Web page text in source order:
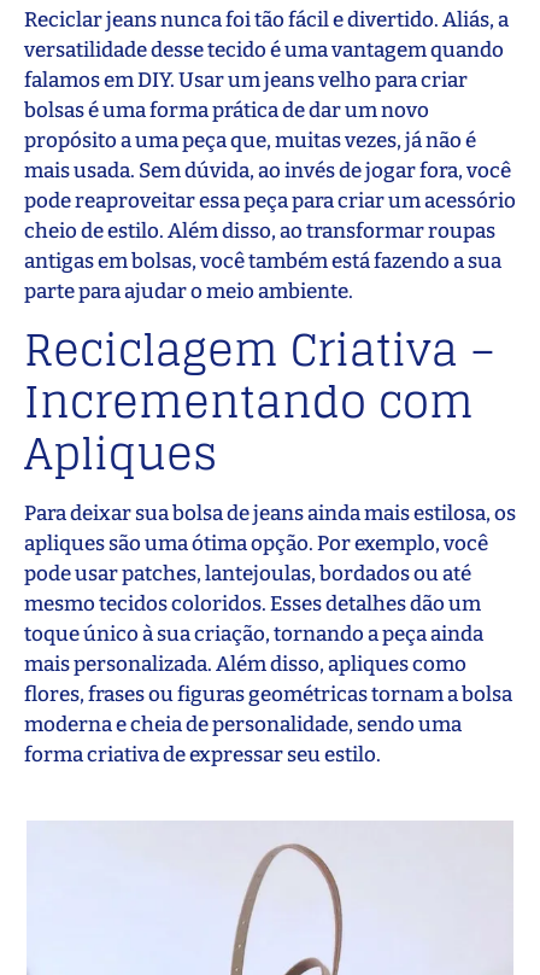
Reciclar jeans nunca foi tão fácil e divertido. Aliás, a
versatilidade desse tecido é uma vantagem quando
falamos em DIY. Usar um jeans velho para criar
bolsas é uma forma prática de dar um novo
propósito a uma peça que, muitas vezes, já não é
mais usada. Sem dúvida, ao invés de jogar fora, você
pode reaproveitar essa peça para criar um acessório
cheio de estilo. Além disso, ao transformar roupas
antigas em bolsas, você também está fazendo a sua
parte para ajudar o meio ambiente.
Reciclagem Criativa –
Incrementando com
Apliques
Para deixar sua bolsa de jeans ainda mais estilosa, os
apliques são uma ótima opção. Por exemplo, você
pode usar patches, lantejoulas, bordados ou até
mesmo tecidos coloridos. Esses detalhes dão um
toque único à sua criação, tornando a peça ainda
mais personalizada. Além disso, apliques como
flores, frases ou figuras geométricas tornam a bolsa
moderna e cheia de personalidade, sendo uma
forma criativa de expressar seu estilo.